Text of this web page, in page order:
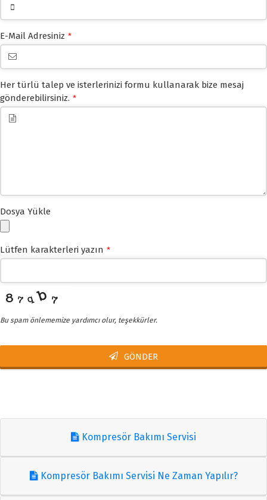
E-Mail Adresiniz *
Her türlü talep ve isterlerinizi formu kullanarak bize mesaj
gönderebilirsiniz. *
Dosya Yükle
Lütfen karakterleri yazın *
Bu spam önlememize yardımcı olur, teşekkürler.
GÖNDER
Kompresör Bakımı Servisi
Kompresör Bakımı Servisi Ne Zaman Yapılır?